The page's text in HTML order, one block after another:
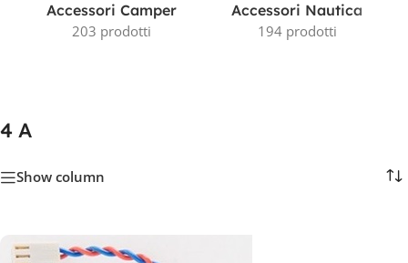
Accessori Camper
203 prodotti
Accessori Nautica
194 prodotti
4 A
Show column